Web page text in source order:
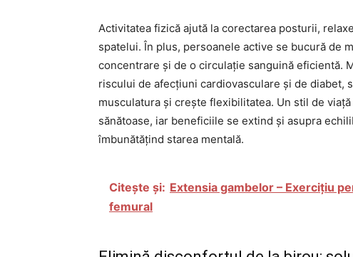
Activitatea fizică ajută la corectarea posturii,
spatelui. În plus, persoanele active se bucură de
concentrare și de o circulație sanguină eficientă.
riscului de afecțiuni cardiovasculare și de diabet,
musculatura și crește flexibilitatea. Un stil de
sănătoase, iar beneficiile se extind și asupra
îmbunătățind starea mentală.
Citește și: Extensia gambelor – Exercițiu
femural